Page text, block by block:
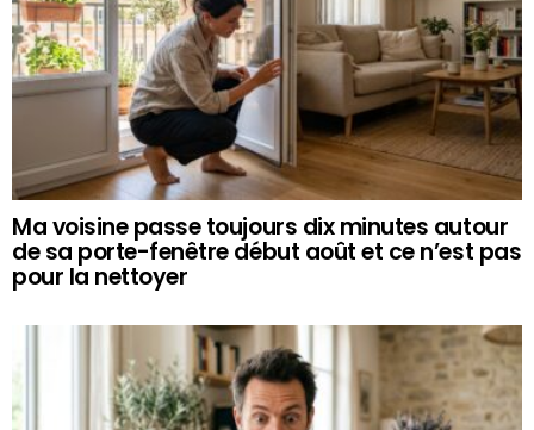
Ma voisine passe toujours dix minutes autour
de sa porte-fenêtre début août et ce n’est pas
pour la nettoyer